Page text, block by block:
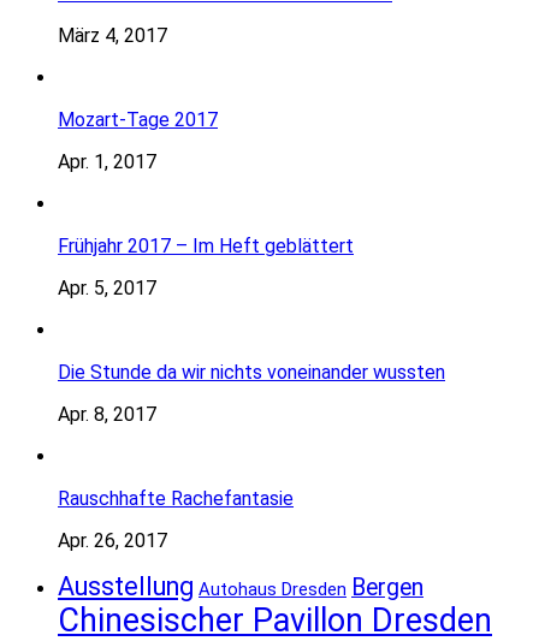
März 4, 2017
Mozart-Tage 2017
Apr. 1, 2017
Frühjahr 2017 – Im Heft geblättert
Apr. 5, 2017
Die Stunde da wir nichts voneinander wussten
Apr. 8, 2017
Rauschhafte Rachefantasie
Apr. 26, 2017
Ausstellung Autohaus Dresden Bergen
Chinesischer Pavillon Dresden